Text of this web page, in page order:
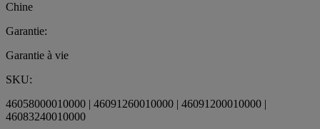
Chine
Garantie:
Garantie à vie
SKU:
46058000010000 | 46091260010000 | 46091200010000 |
46083240010000